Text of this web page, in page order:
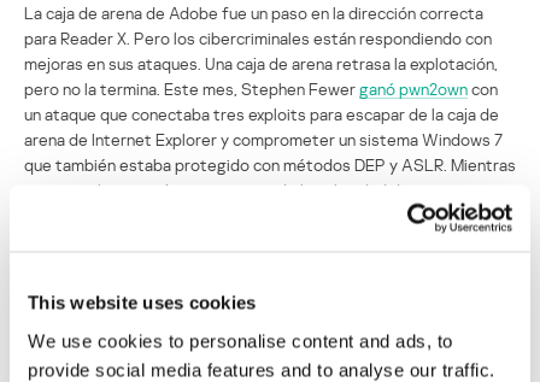
This website uses cookies
We use cookies to personalise content and ads, to
provide social media features and to analyse our traffic.
La caja de arena de Adobe fue un paso en la dirección correcta
para Reader X. Pero los cibercriminales están respondiendo con
mejoras en sus ataques. Una caja de arena retrasa la explotación,
pero no la termina. Este mes, Stephen Fewerganó pwn2owncon
un ataque que conectaba tres exploits para escapar de la caja de
arena de Internet Explorer y comprometer un sistema Windows 7
que también estaba protegido con métodos DEP y ASLR. Mientras
tanto, cualquier mejora y aumento de la velocidad de este
inevitable proceso de parchado es bienvenido. Por favor,
mantengan sus programas Adobe Reader, Flash y Acrobat
Adobe lanza parche para CVE-2011-0609